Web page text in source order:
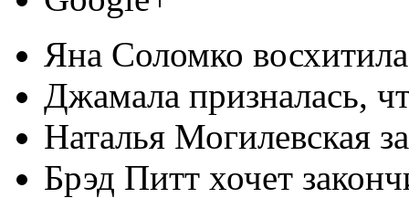
Яна Соломко
Джамала призналась,
Наталья Могилевская
Брэд Питт хочет